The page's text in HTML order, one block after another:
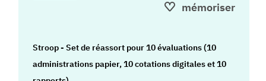
mémoriser
Stroop - Set de réassort pour 10 évaluations (10
administrations papier, 10 cotations digitales et 10